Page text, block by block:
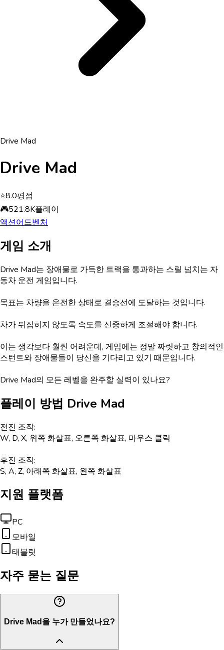
Drive Mad
Drive Mad
⭐8.0평점
🎮521.8K플레이
액션어드벤처
게임 소개
Drive Mad는 장애물로 가득한 트랙을 통과하는 스릴 넘치는 자
동차 운전 게임입니다.
목표는 차량을 온전한 상태로 결승선에 도달하는 것입니다.
차가 뒤집히지 않도록 속도를 신중하게 조절해야 합니다.
이는 생각보다 훨씬 어려운데, 게임에는 정말 짜릿하고 창의적인
스턴트와 장애물들이 당신을 기다리고 있기 때문입니다.
Drive Mad의 모든 레벨을 완주할 실력이 있나요?
플레이 방법 Drive Mad
전진 조작:
W, D, X, 위쪽 화살표, 오른쪽 화살표, 마우스 클릭
후진 조작:
S, A, Z, 아래쪽 화살표, 왼쪽 화살표
지원 플랫폼
PC
모바일
태블릿
자주 묻는 질문
Drive Mad을 누가 만들었나요?